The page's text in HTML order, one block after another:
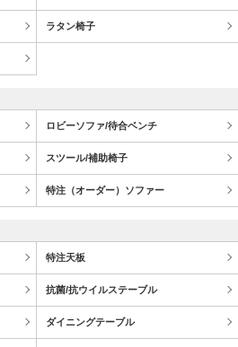
ラタン椅子
ロビーソファ/待合ベンチ
スツール/補助椅子
特注（オーダー）ソファー
特注天板
抗菌/抗ウイルステーブル
ダイニングテーブル